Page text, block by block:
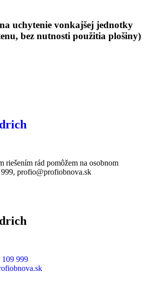
uchytenie vonkajšej jednotky
bez nutnosti použitia plošiny)
riešením rád pomôžem na osobnom
‎profio@profiobnova.sk
109 999